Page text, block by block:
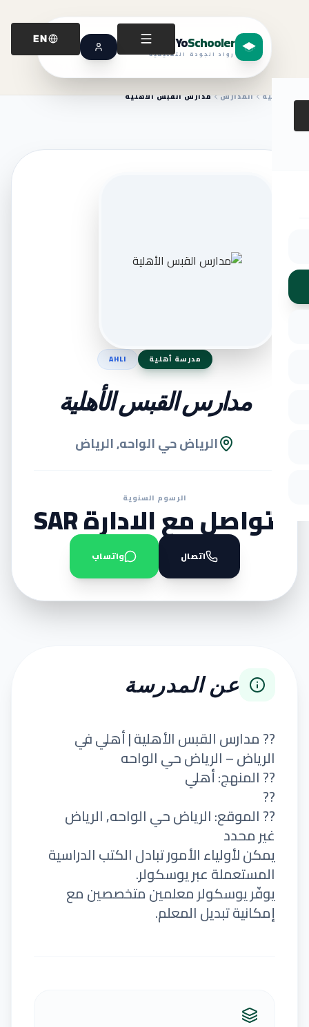
YoSchooler
رواد الجودة التعليمية
EN
الرئيسية المدارس مدارس القبس الأهلية
مدرسة أهلية AHLI
مدارس القبس الأهلية
الرياض حي الواحه, الرياض
الرسوم السنوية
تواصل مع الادارة SAR
اتصال واتساب
عن المدرسة
?? مدارس القبس الأهلية | أهلي في
الرياض – الرياض حي الواحه
?? المنهج: أهلي
??
?? الموقع: الرياض حي الواحه, الرياض
غير محدد
يمكن لأولياء الأمور تبادل الكتب الدراسية
المستعملة عبر يوسكولر.
يوفّر يوسكولر معلمين متخصصين مع
إمكانية تبديل المعلم.